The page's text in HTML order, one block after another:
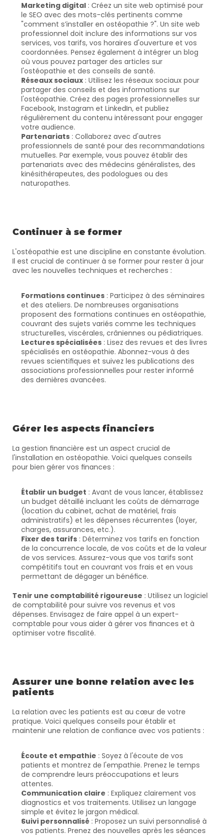
Marketing digital : Créez un site web optimisé pour
le SEO avec des mots-clés pertinents comme
"comment s’installer en ostéopathie ?". Un site web
professionnel doit inclure des informations sur vos
services, vos tarifs, vos horaires d'ouverture et vos
coordonnées. Pensez également à intégrer un blog
où vous pouvez partager des articles sur
l'ostéopathie et des conseils de santé.
Réseaux sociaux : Utilisez les réseaux sociaux pour
partager des conseils et des informations sur
l'ostéopathie. Créez des pages professionnelles sur
Facebook, Instagram et LinkedIn, et publiez
régulièrement du contenu intéressant pour engager
votre audience.
Partenariats : Collaborez avec d'autres
professionnels de santé pour des recommandations
mutuelles. Par exemple, vous pouvez établir des
partenariats avec des médecins généralistes, des
kinésithérapeutes, des podologues ou des
naturopathes.
Continuer à se former
L'ostéopathie est une discipline en constante évolution.
Il est crucial de continuer à se former pour rester à jour
avec les nouvelles techniques et recherches :
Formations continues : Participez à des séminaires
et des ateliers. De nombreuses organisations
proposent des formations continues en ostéopathie,
couvrant des sujets variés comme les techniques
structurelles, viscérales, crâniennes ou pédiatriques.
Lectures spécialisées : Lisez des revues et des livres
spécialisés en ostéopathie. Abonnez-vous à des
revues scientifiques et suivez les publications des
associations professionnelles pour rester informé
des dernières avancées.
Gérer les aspects financiers
La gestion financière est un aspect crucial de
l'installation en ostéopathie. Voici quelques conseils
pour bien gérer vos finances :
Établir un budget : Avant de vous lancer, établissez
un budget détaillé incluant les coûts de démarrage
(location du cabinet, achat de matériel, frais
administratifs) et les dépenses récurrentes (loyer,
charges, assurances, etc.).
Fixer des tarifs : Déterminez vos tarifs en fonction
de la concurrence locale, de vos coûts et de la valeur
de vos services. Assurez-vous que vos tarifs sont
compétitifs tout en couvrant vos frais et en vous
permettant de dégager un bénéfice.
Tenir une comptabilité rigoureuse : Utilisez un logiciel
de comptabilité pour suivre vos revenus et vos
dépenses. Envisagez de faire appel à un expert-
comptable pour vous aider à gérer vos finances et à
optimiser votre fiscalité.
Assurer une bonne relation avec les
patients
La relation avec les patients est au cœur de votre
pratique. Voici quelques conseils pour établir et
maintenir une relation de confiance avec vos patients :
Écoute et empathie : Soyez à l'écoute de vos
patients et montrez de l'empathie. Prenez le temps
de comprendre leurs préoccupations et leurs
attentes.
Communication claire : Expliquez clairement vos
diagnostics et vos traitements. Utilisez un langage
simple et évitez le jargon médical.
Suivi personnalisé : Proposez un suivi personnalisé à
vos patients. Prenez des nouvelles après les séances